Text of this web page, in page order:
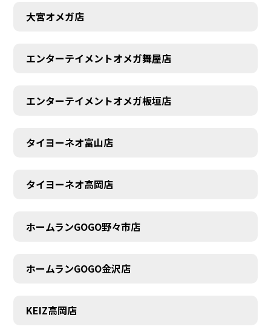
AUDITION
大宮オメガ店
エンターテイメントオメガ舞屋店
エンターテイメントオメガ板垣店
タイヨーネオ富山店
タイヨーネオ高岡店
ホームランGOGO野々市店
ホームランGOGO金沢店
KEIZ高岡店